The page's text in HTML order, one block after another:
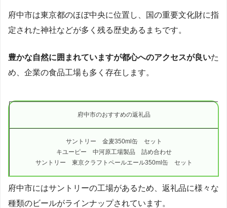
府中市は東京都のほぼ中央に位置し、国の重要文化財に指
定された神社などが多く残る歴史あるまちです。
豊かな自然に囲まれていますが都心へのアクセスが良いた
め、企業の食品工場も多く存在します。
府中市のおすすめの返礼品
サントリー 金麦350ml缶 セット
キユーピー 中河原工場製品 詰め合わせ
サントリー 東京クラフトペールエール350ml缶 セット
府中市にはサントリーの工場があるため、返礼品に様々な
種類のビールがラインナップされています。